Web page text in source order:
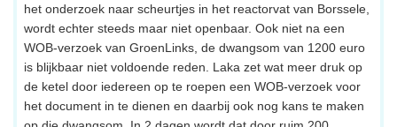
het onderzoek naar scheurtjes in het reactorvat van Borssele,
wordt echter steeds maar niet openbaar. Ook niet na een
WOB-verzoek van GroenLinks, de dwangsom van 1200 euro
is blijkbaar niet voldoende reden. Laka zet wat meer druk op
de ketel door iedereen op te roepen een WOB-verzoek voor
het document in te dienen en daarbij ook nog kans te maken